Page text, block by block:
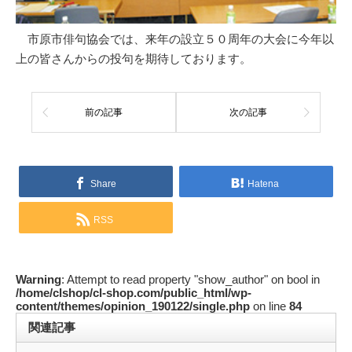
市原市俳句協会では、来年の設立５０周年の大会に今年以
上の皆さんからの投句を期待しております。
前の記事 次の記事
Share Hatena
RSS
Warning: Attempt to read property "show_author" on bool in
/home/clshop/cl-shop.com/public_html/wp-
content/themes/opinion_190122/single.php on line 84
関連記事